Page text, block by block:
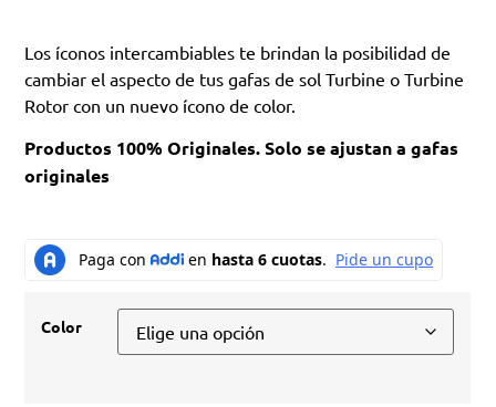
Los íconos intercambiables te brindan la posibilidad de
cambiar el aspecto de tus gafas de sol Turbine o Turbine
Rotor con un nuevo ícono de color.
Productos 100% Originales. Solo se ajustan a gafas
originales
Color